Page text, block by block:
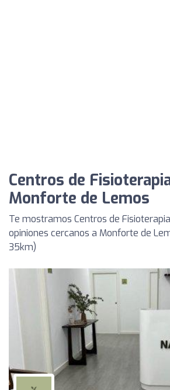
Centros de
Monforte de Lemos
Te mostramos Centros de
opiniones cercanos a Monforte de
35km)